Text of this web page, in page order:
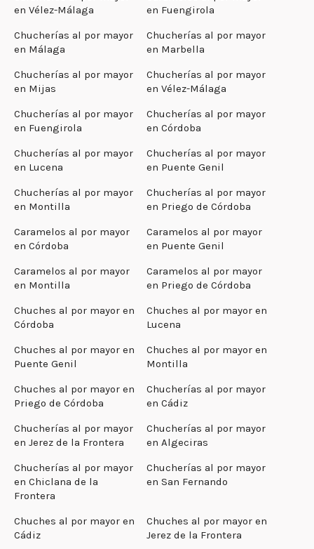
en Vélez-Málaga
en Fuengirola
Chucherías al por mayor
en Málaga
Chucherías al por mayor
en Marbella
Chucherías al por mayor
en Mijas
Chucherías al por mayor
en Vélez-Málaga
Chucherías al por mayor
en Fuengirola
Chucherías al por mayor
en Córdoba
Chucherías al por mayor
en Lucena
Chucherías al por mayor
en Puente Genil
Chucherías al por mayor
en Montilla
Chucherías al por mayor
en Priego de Córdoba
Caramelos al por mayor
en Córdoba
Caramelos al por mayor
en Puente Genil
Caramelos al por mayor
en Montilla
Caramelos al por mayor
en Priego de Córdoba
Chuches al por mayor en
Córdoba
Chuches al por mayor en
Lucena
Chuches al por mayor en
Puente Genil
Chuches al por mayor en
Montilla
Chuches al por mayor en
Priego de Córdoba
Chucherías al por mayor
en Cádiz
Chucherías al por mayor
en Jerez de la Frontera
Chucherías al por mayor
en Algeciras
Chucherías al por mayor
en Chiclana de la
Frontera
Chucherías al por mayor
en San Fernando
Chuches al por mayor en
Cádiz
Chuches al por mayor en
Jerez de la Frontera